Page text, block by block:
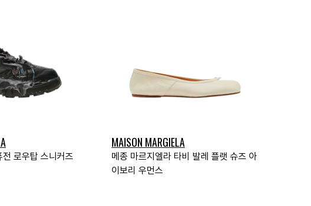
로우탑 스니커즈
MAISON MARGIELA
메종 마르지엘라 타비 발레 플랫 슈즈 아
이보리 우먼스